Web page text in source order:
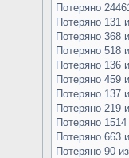
Потеряно
Потеряно 131
Потеряно 368
Потеряно 518
Потеряно 136
Потеряно 459
Потеряно 137
Потеряно 219
Потеряно
Потеряно 663
Потеряно 90